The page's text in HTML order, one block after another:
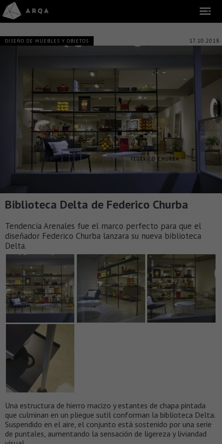
DISEÑO DE MUEBLES Y OBJETOS 17.10.2018
Biblioteca Delta de Federico Churba
Tendencia Arenales fue el marco perfecto para que el
diseñador Federico Churba lanzara su nueva biblioteca
Delta.
Una estructura de hierro macizo y estantes de chapa pintada
que culminan en un pliegue sutil conforman la biblioteca Delta.
Suspendido en el aire, el conjunto está sostenido por una serie
de puntales, aumentando la sensación de ligereza y liviandad